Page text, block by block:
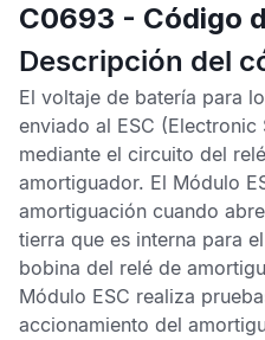
C0693 - Código
Descripción del
El voltaje de batería para
enviado al ESC (Electronic
mediante el circuito del
amortiguador. El Módulo
amortiguación cuando
tierra que es interna para
bobina del relé de
Módulo ESC realiza
accionamiento del